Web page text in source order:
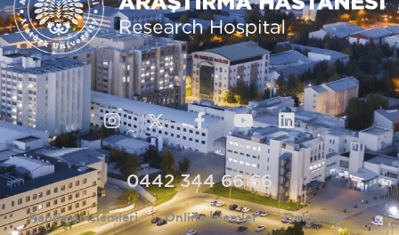
0442 344 66 66
Randevu İşlemleri Online İşlemler Doktorlar